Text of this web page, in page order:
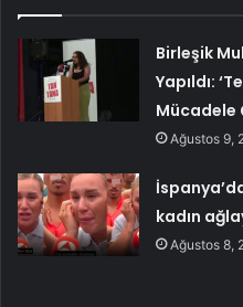
Birleşik
Yapıldı:
Mücadele
Ağustos 9,
kadın
Ağustos 8,